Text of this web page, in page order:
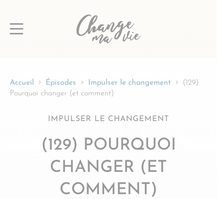
au
Accueil Épisodes Impulser le changement
(129)
Pourquoi changer (et comment)
IMPULSER LE CHANGEMENT
(129) POURQUOI
CHANGER (ET
COMMENT)